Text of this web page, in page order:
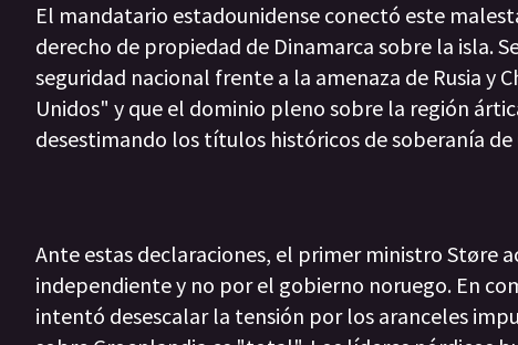
El mandatario estadounidense conectó este
derecho de propiedad de Dinamarca sobre la isla.
seguridad nacional frente a la amenaza de Rusia y
Unidos" y que el dominio pleno sobre la región
desestimando los títulos históricos de soberanía de
Ante estas declaraciones, el primer ministro Støre
independiente y no por el gobierno noruego. En
intentó desescalar la tensión por los aranceles